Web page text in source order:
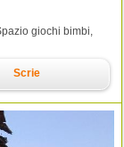
giochi bimbi,
Scrie